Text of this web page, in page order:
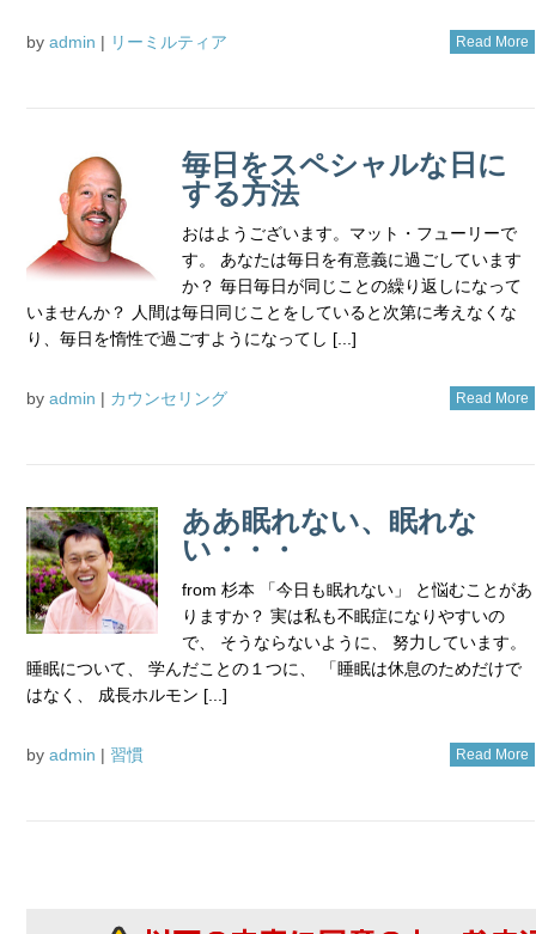
by admin | リーミルティア Read More
毎日をスペシャルな日に
する方法
おはようございます。マット・フューリーで
す。 あなたは毎日を有意義に過ごしています
か？ 毎日毎日が同じことの繰り返しになって
いませんか？ 人間は毎日同じことをしていると次第に考えなくな
り、毎日を惰性で過ごすようになってし [...]
by admin | カウンセリング Read More
ああ眠れない、眠れな
い・・・
from 杉本 「今日も眠れない」 と悩むことがあ
りますか？ 実は私も不眠症になりやすいの
で、 そうならないように、 努力しています。
睡眠について、 学んだことの１つに、 「睡眠は休息のためだけで
はなく、 成長ホルモン [...]
by admin | 習慣 Read More